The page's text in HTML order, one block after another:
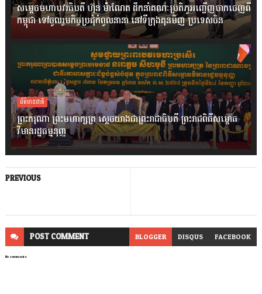
សម្តេចមហាបវរធិបតី ហ៊ុន ម៉ាណែត ដឹកនាំគណៈប្រតិភូអញ្ជើញចាកចេញពី
កម្ពុជា ទៅចូលរួមកិច្ចប្រជុំកំពូលនានា នៅទីក្រុងគុនមិញ ប្រទេសចិន
ព័ត៌មានជាតិ
ព្រះករុណា ព្រះមហាក្សត្រ ស្តេចយាងជាព្រះរាជាធិបតី ព្រះរាជពិធីសម្ពោធ
វិមានរដ្ឋធម្មនុញ្ញ
PREVIOUS
POSTCOMMENT BLOGGER DISQUS FACEBOOK
No comments